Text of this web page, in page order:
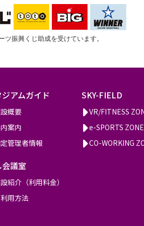
ツ振興くじ助成を受けています。
アムガイド
概要
案内
管理者情報
議室
紹介（利用料金）
用方法
SKY-FIELD
VR/FITNESS
e-SPORTS ZONE
CO-WORKING